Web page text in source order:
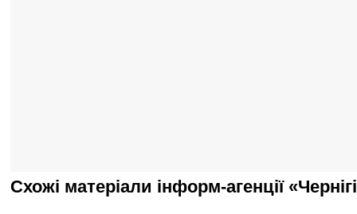
Схожі матеріали інформ-агенції